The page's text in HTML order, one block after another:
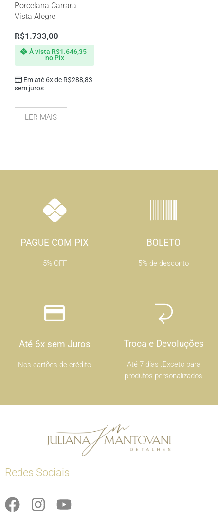
Porcelana Carrara
Vista Alegre
R$1.733,00
Em até 6x de R$288,83
sem juros
À vista R$1.646,35
no Pix
LER MAIS
PAGUE COM PIX
5% OFF
BOLETO
5% de desconto
Até 6x sem Juros
Nos cartões de crédito
Troca e Devoluções
Até 7 dias .Exceto para
produtos personalizados
Redes Sociais
F
I
Y